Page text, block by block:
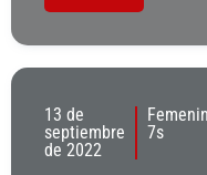
13 de
septiembre
de 2022
7s